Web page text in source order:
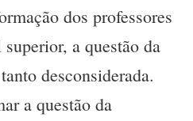
dos professores
a questão da
desconsiderada.
a questão da